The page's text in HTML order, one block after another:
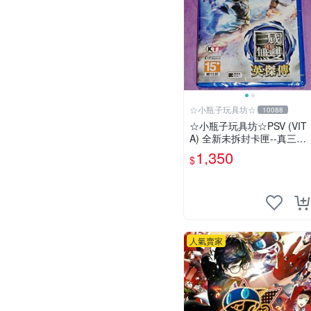
☆小瓶子玩具坊☆ 10088
☆小瓶子玩具坊☆PSV (VIT
A) 全新未拆封卡匣--真三國
無雙 英傑傳 中文版
$1,350
人氣賣家